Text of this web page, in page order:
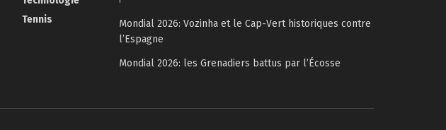
Tennis
Mondial 2026: Vozinha et le Cap-Vert historiques contre
l’Espagne
Mondial 2026: les Grenadiers battus par l’Écosse